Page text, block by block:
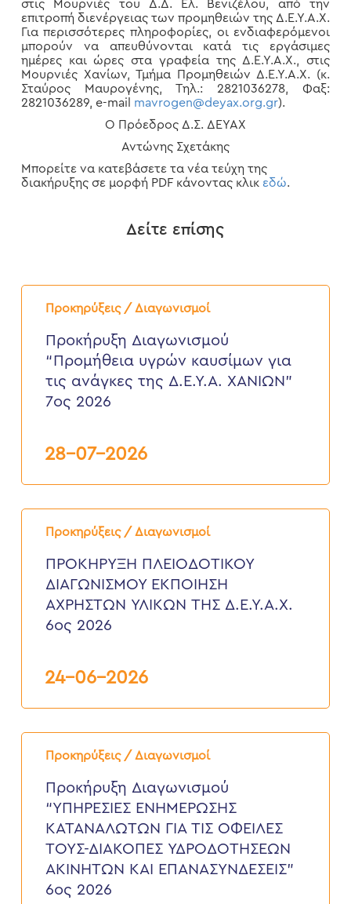
στις Μουρνιές του Δ.Δ. Ελ. Βενιζέλου, από την
επιτροπή διενέργειας των προμηθειών της Δ.Ε.Υ.Α.Χ.
Για περισσότερες πληροφορίες, οι ενδιαφερόμενοι
μπορούν να απευθύνονται κατά τις εργάσιμες
ημέρες και ώρες στα γραφεία της Δ.Ε.Υ.Α.Χ., στις
Μουρνιές Χανίων, Τμήμα Προμηθειών Δ.Ε.Υ.Α.Χ. (κ.
Σταύρος Μαυρογένης, Τηλ.: 2821036278, Φαξ:
2821036289, e-mail mavrogen@deyax.org.gr).
Ο Πρόεδρος Δ.Σ. ΔΕΥΑΧ
Αντώνης Σχετάκης
Μπορείτε να κατεβάσετε τα νέα τεύχη της
διακήρυξης σε μορφή PDF κάνοντας κλικ εδώ.
Δείτε επίσης
Προκηρύξεις / Διαγωνισμοί
Προκήρυξη
Διαγωνισμού
υγρών
καυσίμων
ανάγκες
2026
Προκήρυξη Διαγωνισμού
“Προμήθεια υγρών καυσίμων για
τις ανάγκες της Δ.Ε.Υ.Α. ΧΑΝΙΩΝ”
7ος 2026
28-07-2026
Προκηρύξεις / Διαγωνισμοί
ΠΡΟΚΗΡΥΞΗ
ΠΛΕΙΟΔΟΤΙΚΟΥ
ΕΚΠΟΙΗΣΗ
ΑΧΡΗΣΤΩΝ
ΥΛΙΚΩΝ
Δ.Ε.Υ.Α.Χ.
ΠΡΟΚΗΡΥΞΗ ΠΛΕΙΟΔΟΤΙΚΟΥ
ΔΙΑΓΩΝΙΣΜΟΥ ΕΚΠΟΙΗΣΗ
ΑΧΡΗΣΤΩΝ ΥΛΙΚΩΝ ΤΗΣ Δ.Ε.Υ.Α.Χ.
6ος 2026
24-06-2026
Προκηρύξεις / Διαγωνισμοί
Προκήρυξη
Διαγωνισμού
ΕΝΗΜΕΡΩΣΗΣ
ΚΑΤΑΝΑΛΩΤΩΝ
ΟΦΕΙΛΕΣ
ΤΟΥΣ-
ΔΙΑΚΟΠΕΣ
ΑΚΙΝΗΤΩΝ
Προκήρυξη Διαγωνισμού
“ΥΠΗΡΕΣΙΕΣ ΕΝΗΜΕΡΩΣΗΣ
ΚΑΤΑΝΑΛΩΤΩΝ ΓΙΑ ΤΙΣ ΟΦΕΙΛΕΣ
ΤΟΥΣ-ΔΙΑΚΟΠΕΣ ΥΔΡΟΔΟΤΗΣΕΩΝ
ΑΚΙΝΗΤΩΝ ΚΑΙ ΕΠΑΝΑΣΥΝΔΕΣΕΙΣ”
6ος 2026